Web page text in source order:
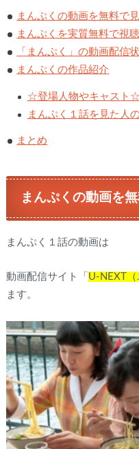
まんぷくの動画を無料で
まんぷくを実質無料で視
「まんぷく」の動画配信
まんぷくの作品紹介
☆登場人物やキャスト☆
まんぷく１話を見た人
まとめ
まんぷくの動画を
まんぷく１話の動画は
動画配信サイト「 U-NEXT（
ます。